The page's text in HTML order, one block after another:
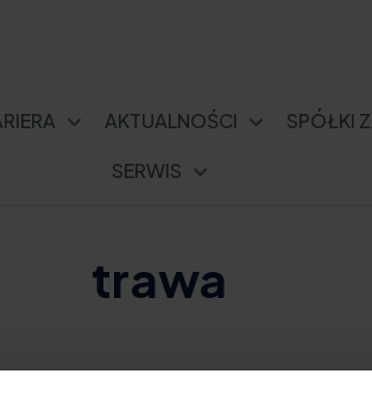
AKTUALNOŚCI SPÓŁKI
SERWIS
trawa